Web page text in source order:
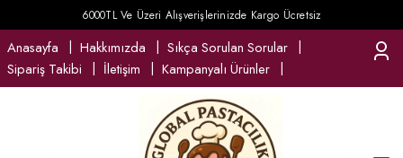
6000TL Ve Üzeri Alışverişlerinizde Kargo Ücretsiz
Anasayfa Hakkımızda
Sıkça Sorulan Sorular
Sipariş Takibi
İletişim Kampanyalı Ürünler